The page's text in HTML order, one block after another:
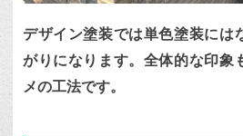
デザイン塗装では単色塗装には
がりになります。全体的な印象
メの工法です。